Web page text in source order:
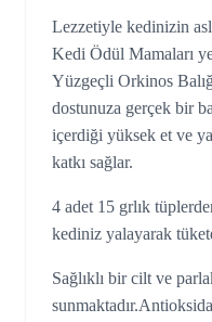
Lezzetiyle kedinizin
Kedi Ödül Mamaları
Yüzgeçli Orkinos
dostunuza gerçek bir
içerdiği yüksek et ve
katkı sağlar.
4 adet 15 grlık
kediniz yalayarak
Sağlıklı bir cilt ve